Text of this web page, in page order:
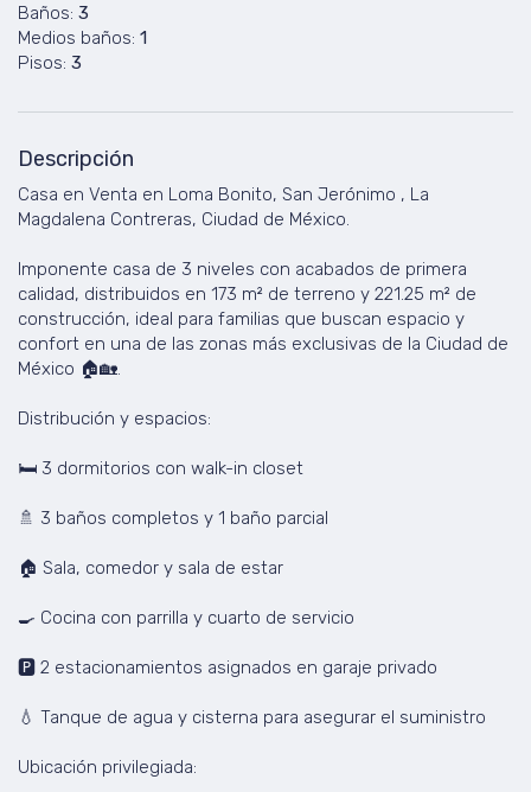
Baños: 3
Medios baños: 1
Pisos: 3
Descripción
Casa en Venta en Loma Bonito, San Jerónimo , La
Magdalena Contreras, Ciudad de México.
Imponente casa de 3 niveles con acabados de primera
calidad, distribuidos en 173 m² de terreno y 221.25 m² de
construcción, ideal para familias que buscan espacio y
confort en una de las zonas más exclusivas de la Ciudad de
México 🏠🏡.
Distribución y espacios:
🛏️ 3 dormitorios con walk-in closet
🚿 3 baños completos y 1 baño parcial
🏠 Sala, comedor y sala de estar
🍳 Cocina con parrilla y cuarto de servicio
🅿️ 2 estacionamientos asignados en garaje privado
💧 Tanque de agua y cisterna para asegurar el suministro
Ubicación privilegiada: